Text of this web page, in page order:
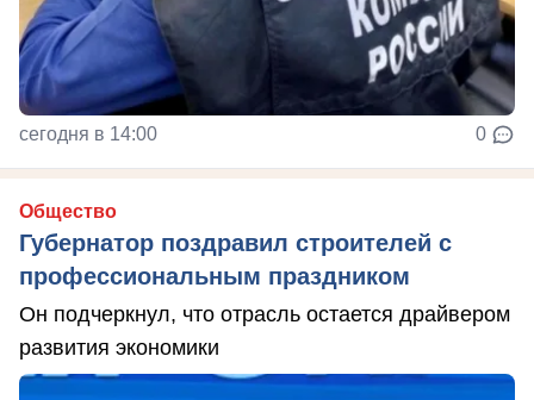
сегодня в 14:00 0
Общество
Губернатор поздравил строителей с
профессиональным праздником
Он подчеркнул, что отрасль остается драйвером
развития экономики